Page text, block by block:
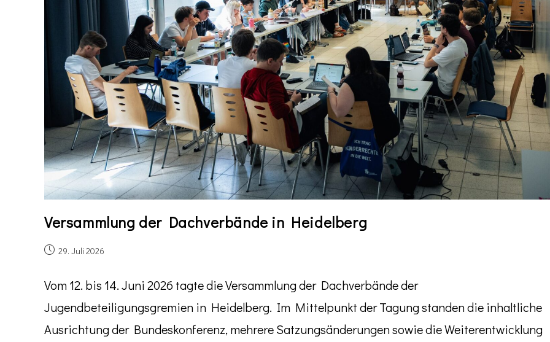
Versammlung der Dachverbände in Heidelberg
29. Juli 2026
Vom 12. bis 14. Juni 2026 tagte die Versammlung der Dachverbände der
Jugendbeteiligungsgremien in Heidelberg. Im Mittelpunkt der Tagung standen die inhaltliche
Ausrichtung der Bundeskonferenz, mehrere Satzungsänderungen sowie die Weiterentwicklung